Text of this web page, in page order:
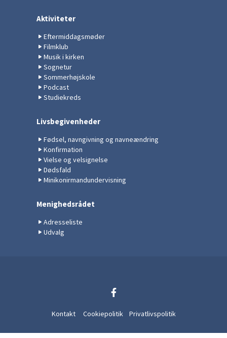
Aktiviteter
Eftermiddagsmøder
Filmklub
Musik i kirken
Sognetur
Sommerhøjskole
Podcast
Studiekreds
Livsbegivenheder
Fødsel, navngivning og navneændring
Konfirmation
Vielse og velsignelse
Dødsfald
Minikonirmandundervisning
Menighedsrådet
Adresseliste
Udvalg
Kontakt Cookiepolitik Privatlivspolitik